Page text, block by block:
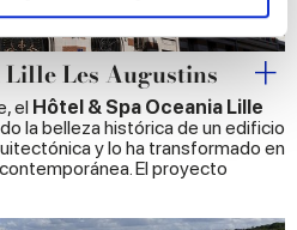
in thedetails section.
content and ads, to
and to analyse our traffic.
about your use of our site with
and analytics partners who
that you’ve
collected from your use
Les Augustins
el Hôtel & Spa Oceania Lille
la belleza histórica de un edificio
y lo ha transformado en
El proyecto